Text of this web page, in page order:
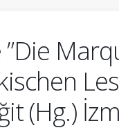
(Hg.)